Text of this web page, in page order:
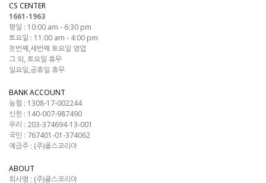
CS CENTER
1661-1963
평일 : 10:00 am - 6:30 pm
토요일 : 11:00 am - 4:00 pm
첫번째,세번째 토요일 영업
그 외, 토요일 휴무
일요일,공휴일 휴무
BANK ACCOUNT
농협 : 1308-17-002244
신한 : 140-007-987490
우리 : 203-374694-13-001
국민 : 767401-01-374062
예금주 : (주)쿵스코리아
ABOUT
회사명 : (주)쿵스코리아